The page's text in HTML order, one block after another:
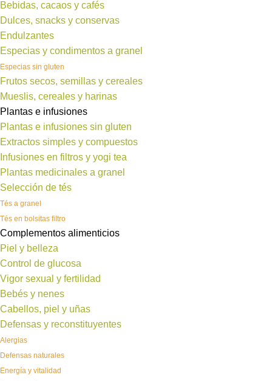
Bebidas, cacaos y cafés
Dulces, snacks y conservas
Endulzantes
Especias y condimentos a granel
Especias sin gluten
Frutos secos, semillas y cereales
Mueslis, cereales y harinas
Plantas e infusiones
Plantas e infusiones sin gluten
Extractos simples y compuestos
Infusiones en filtros y yogi tea
Plantas medicinales a granel
Selección de tés
Tés a granel
Tés en bolsitas filtro
Complementos alimenticios
Piel y belleza
Control de glucosa
Vigor sexual y fertilidad
Bebés y nenes
Cabellos, piel y uñas
Defensas y reconstituyentes
Alergias
Defensas naturales
Energía y vitalidad